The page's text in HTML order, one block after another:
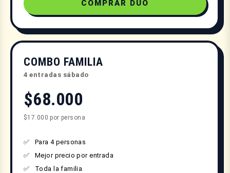
COMPRAR DÚO
COMBO FAMILIA
4 entradas sábado
$68.000
$17.000 por persona
Para 4 personas
Mejor precio por entrada
Toda la familia